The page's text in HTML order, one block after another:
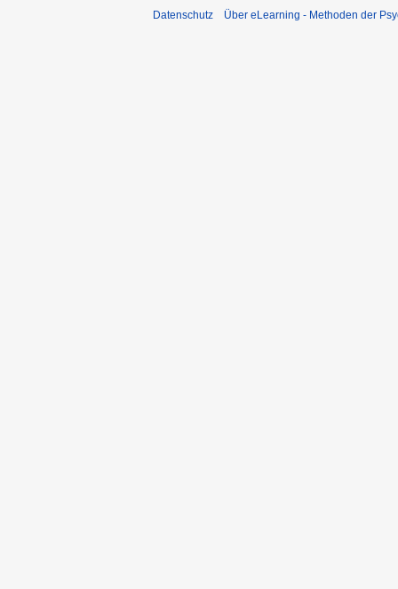
Datenschutz Über eLearning - Methoden der